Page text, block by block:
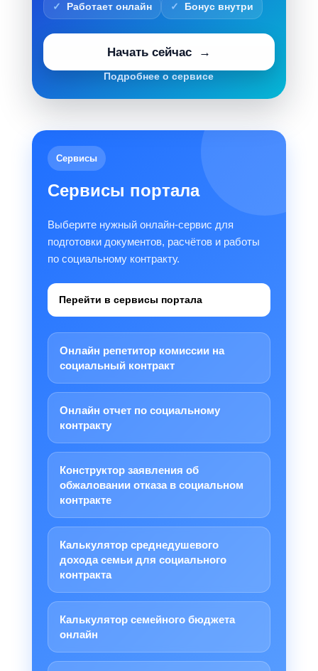
Работает онлайн Бонус внутри
Начать сейчас
Подробнее о сервисе
Сервисы
Сервисы портала
Выберите нужный онлайн-сервис для
подготовки документов, расчётов и работы
по социальному контракту.
Перейти в сервисы портала
Онлайн репетитор комиссии на
социальный контракт
Онлайн отчет по социальному
контракту
Конструктор заявления об
обжаловании отказа в социальном
контракте
Калькулятор среднедушевого
дохода семьи для социального
контракта
Калькулятор семейного бюджета
онлайн